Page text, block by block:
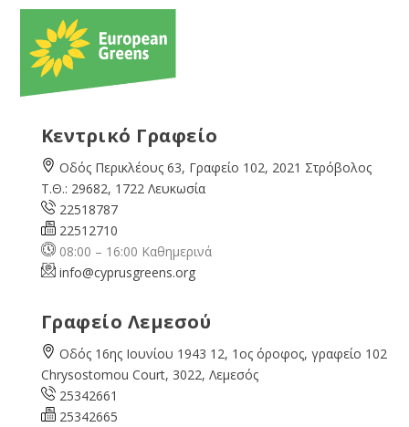
Κεντρικό Γραφείο
Οδός Περικλέους 63, Γραφείο 102, 2021 Στρόβολος
Τ.Θ.: 29682, 1722 Λευκωσία
22518787
22512710
08:00 – 16:00 Καθημερινά
info@cyprusgreens.org
Γραφείο Λεμεσού
Οδός 16ης Ιουνίου 1943 12, 1ος όροφος, γραφείο 102
Chrysostomou Court, 3022, Λεμεσός
25342661
25342665